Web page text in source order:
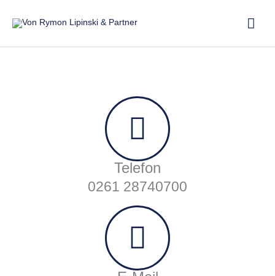
Inhalt
Telefon
0261 28740700